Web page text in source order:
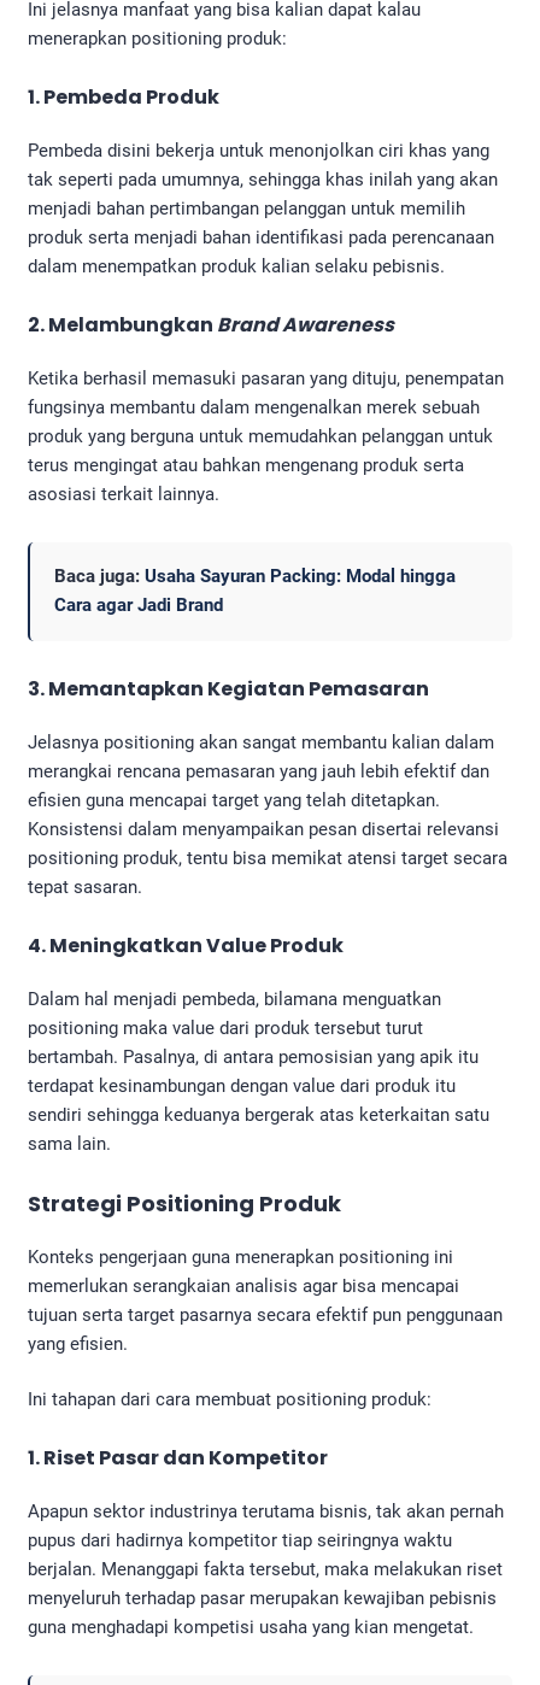
Ini jelasnya manfaat yang bisa kalian dapat kalau
menerapkan positioning produk:
1. Pembeda Produk
Pembeda disini bekerja untuk menonjolkan ciri khas yang
tak seperti pada umumnya, sehingga khas inilah yang akan
menjadi bahan pertimbangan pelanggan untuk memilih
produk serta menjadi bahan identifikasi pada perencanaan
dalam menempatkan produk kalian selaku pebisnis.
2. Melambungkan Brand Awareness
Ketika berhasil memasuki pasaran yang dituju, penempatan
fungsinya membantu dalam mengenalkan merek sebuah
produk yang berguna untuk memudahkan pelanggan untuk
terus mengingat atau bahkan mengenang produk serta
asosiasi terkait lainnya.
Baca juga: Usaha Sayuran Packing: Modal hingga
Cara agar Jadi Brand
3. Memantapkan Kegiatan Pemasaran
Jelasnya positioning akan sangat membantu kalian dalam
merangkai rencana pemasaran yang jauh lebih efektif dan
efisien guna mencapai target yang telah ditetapkan.
Konsistensi dalam menyampaikan pesan disertai relevansi
positioning produk, tentu bisa memikat atensi target secara
tepat sasaran.
4. Meningkatkan Value Produk
Dalam hal menjadi pembeda, bilamana menguatkan
positioning maka value dari produk tersebut turut
bertambah. Pasalnya, di antara pemosisian yang apik itu
terdapat kesinambungan dengan value dari produk itu
sendiri sehingga keduanya bergerak atas keterkaitan satu
sama lain.
Strategi Positioning Produk
Konteks pengerjaan guna menerapkan positioning ini
memerlukan serangkaian analisis agar bisa mencapai
tujuan serta target pasarnya secara efektif pun penggunaan
yang efisien.
Ini tahapan dari cara membuat positioning produk​:
1. Riset Pasar dan Kompetitor
Apapun sektor industrinya terutama bisnis, tak akan pernah
pupus dari hadirnya kompetitor tiap seiringnya waktu
berjalan. Menanggapi fakta tersebut, maka melakukan riset
menyeluruh terhadap pasar merupakan kewajiban pebisnis
guna menghadapi kompetisi usaha yang kian mengetat.